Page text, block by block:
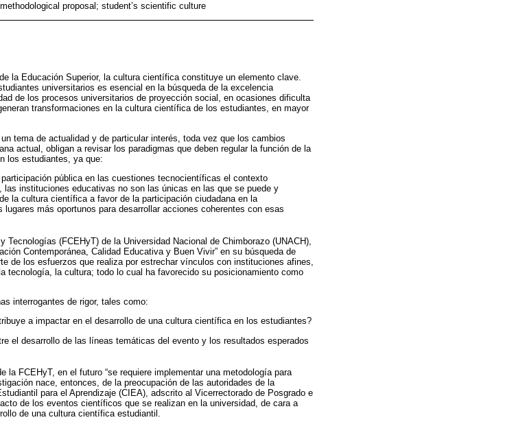
proposal; student’s scientific culture
la Educación Superior, la cultura científica constituye un elemento clave.
universitarios es esencial en la búsqueda de la excelencia
de los procesos universitarios de proyección social, en ocasiones dificulta
transformaciones en la cultura científica de los estudiantes, en mayor
tema de actualidad y de particular interés, toda vez que los cambios
actual, obligan a revisar los paradigmas que deben regular la función de la
los estudiantes, ya que:
pública en las cuestiones tecnocientíficas el contexto
instituciones educativas no son las únicas en las que se puede y
la cultura científica a favor de la participación ciudadana en la
más oportunos para desarrollar acciones coherentes con esas
Tecnologías (FCEHyT) de la Universidad Nacional de Chimborazo (UNACH),
Contemporánea, Calidad Educativa y Buen Vivir” en su búsqueda de
de los esfuerzos que realiza por estrechar vínculos con instituciones afines,
tecnología, la cultura; todo lo cual ha favorecido su posicionamiento como
interrogantes de rigor, tales como:
a impactar en el desarrollo de una cultura científica en los estudiantes?
el desarrollo de las líneas temáticas del evento y los resultados esperados
la FCEHyT, en el futuro “se requiere implementar una metodología para
nace, entonces, de la preocupación de las autoridades de la
para el Aprendizaje (CIEA), adscrito al Vicerrectorado de Posgrado e
de los eventos científicos que se realizan en la universidad, de cara a
de una cultura científica estudiantil.